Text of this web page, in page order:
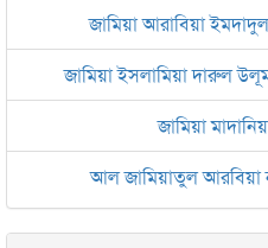
জামিয়া আরাবিয়া
জামিয়া ইসলামিয়া দারুল উলূম
জামিয়া
আল জামিয়াতুল আরবিয়া
জামেয়া দারুল